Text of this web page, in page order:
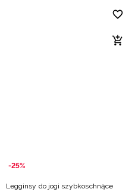
-25%
Legginsy do jogi szybkoschnące